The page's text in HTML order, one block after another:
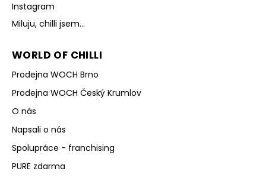
Instagram
Miluju, chilli jsem...
WORLD OF CHILLI
Prodejna WOCH Brno
Prodejna WOCH Český Krumlov
O nás
Napsali o nás
Spolupráce - franchising
PURE zdarma